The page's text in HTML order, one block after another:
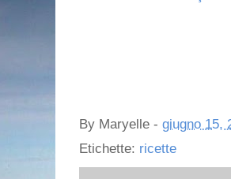
By Maryelle - giugno 15,
Etichette: ricette